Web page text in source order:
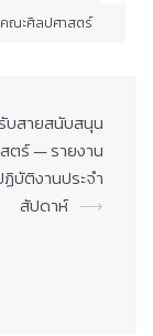
ณะศิลปศาสตร์
บสายสนับสนุน
ตร์ — รายงาน
บัติงานประจำ
สัปดาห์ ⟶